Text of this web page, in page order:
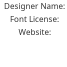
Designer Name:
Font License:
Website: